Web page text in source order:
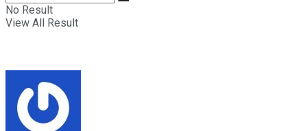
No Result
View All Result